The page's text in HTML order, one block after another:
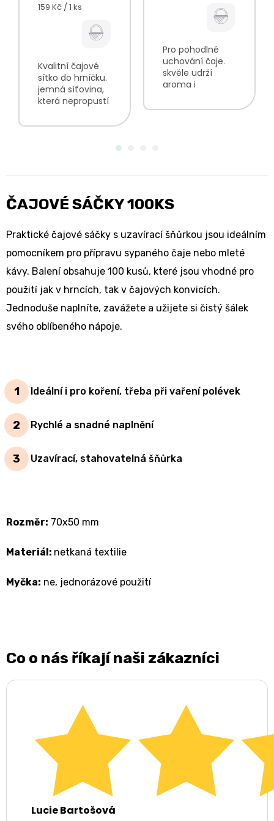
Měrná
159 Kč / 1 ks
Kvalitní čajové
sítko do hrníčku.
jemná síťovina,
která nepropustí
do nápoje pro
Pro pohodlné
uchování čaje.
skvěle udrží
aroma i
pro opakované
rozměr 95x65
ČAJOVÉ SÁČKY 100KS
Praktické čajové sáčky s uzavírací šňůrkou jsou ideálním
pomocníkem pro přípravu sypaného čaje nebo mleté
kávy. Balení obsahuje 100 kusů, které jsou vhodné pro
použití jak v hrncích, tak v čajových konvicích.
Jednoduše naplníte, zavážete a užijete si čistý šálek
svého oblíbeného nápoje.
Ideální i pro koření, třeba při vaření polévek
Rychlé a snadné naplnění
Uzavírací, stahovatelná šňůrka
Rozměr: 70x50 mm
Materiál: netkaná textilie
Myčka: ne, jednorázové použití
Co o nás říkají naši zákazníci
Lucie Bartošová